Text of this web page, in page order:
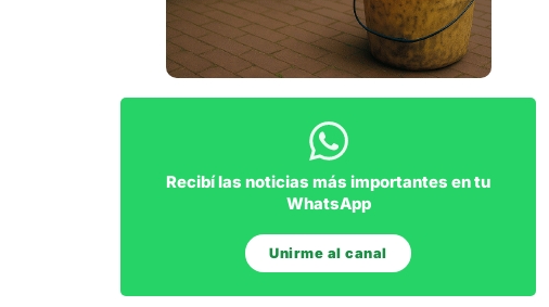
Recibí las noticias más importantes en tu
WhatsApp
Unirme al canal